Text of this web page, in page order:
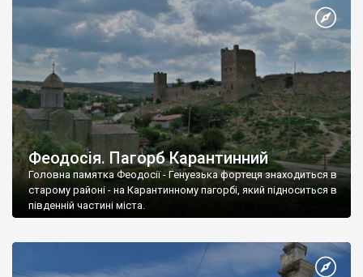
Феодосія. Пагорб Карантинний
Головна памятка Феодосії - Генуезька фортеця знаходиться в
старому районі - на Карантинному пагорбі, який підноситься в
південній частині міста.